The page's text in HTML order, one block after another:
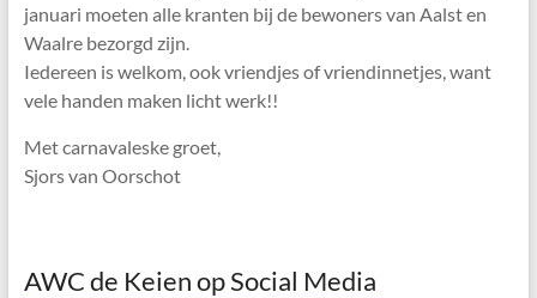
januari moeten alle kranten bij de bewoners van Aalst en
Waalre bezorgd zijn.
Iedereen is welkom, ook vriendjes of vriendinnetjes, want
vele handen maken licht werk!!
Met carnavaleske groet,
Sjors van Oorschot
AWC de Keien op Social Media